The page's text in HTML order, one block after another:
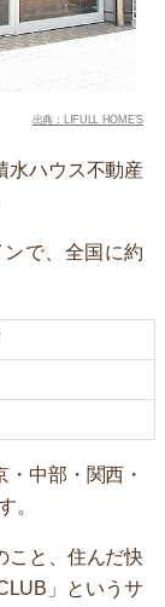
出典：LIFULL HOME’S
水ハウス不動産
で、全国に約
中部・関西・
。
こと、住んだ快
」というサ